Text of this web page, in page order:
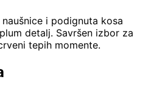
i podignuta kosa
detalj. Savršen izbor za
tepih momente.